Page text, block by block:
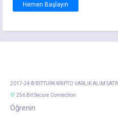
Hemen Başlayın
2017-24 © BITTURK KRİPTO VARLIK ALIM
256 Bit Secure Connection
Öğrenin